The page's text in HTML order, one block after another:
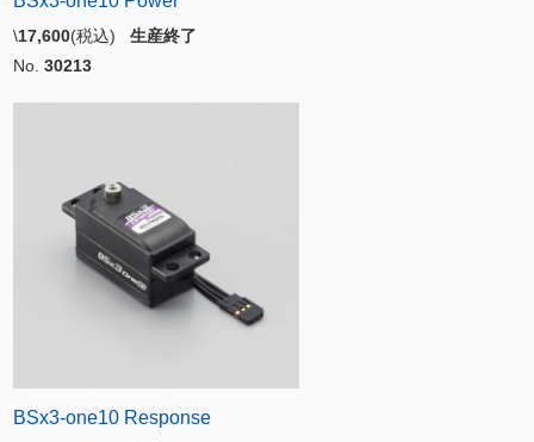
\17,600(税込) 生産終了
No. 30213
BSx3-one10 Response